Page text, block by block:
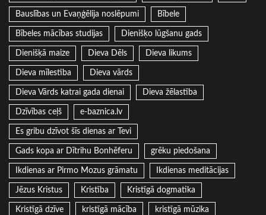
Bauslības un Evaņģēlija noslēpumi Bībele
Bībeles mācības studijas Dienišķo lūgšanu gads
Dienišķā maize Dieva Dēls Dieva likums
Dieva mīlestība Dieva vārds
Dieva Vārds katrai gada dienai Dieva žēlastība
Dzīvības ceļš e-baznica.lv
Es gribu dzīvot šīs dienas ar Tevi
Gads kopa ar Dītrihu Bonhēferu grēku piedošana
Ikdienas ar Pirmo Mozus grāmatu Ikdienas meditācijas
Jēzus Kristus Kristība Kristīgā dogmatika
Kristīgā dzīve kristīgā mācība kristīgā mūzika